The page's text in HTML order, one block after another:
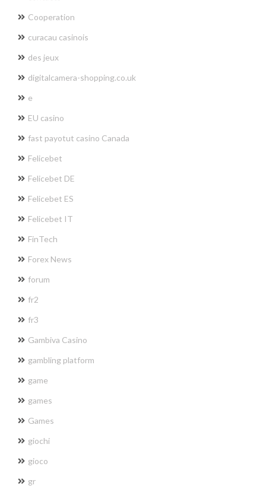
Cooperation
curacau casinois
des jeux
digitalcamera-shopping.co.uk
e
EU casino
fast payotut casino Canada
Felicebet
Felicebet DE
Felicebet ES
Felicebet IT
FinTech
Forex News
forum
fr2
fr3
Gambiva Casino
gambling platform
game
games
Games
giochi
gioco
gr